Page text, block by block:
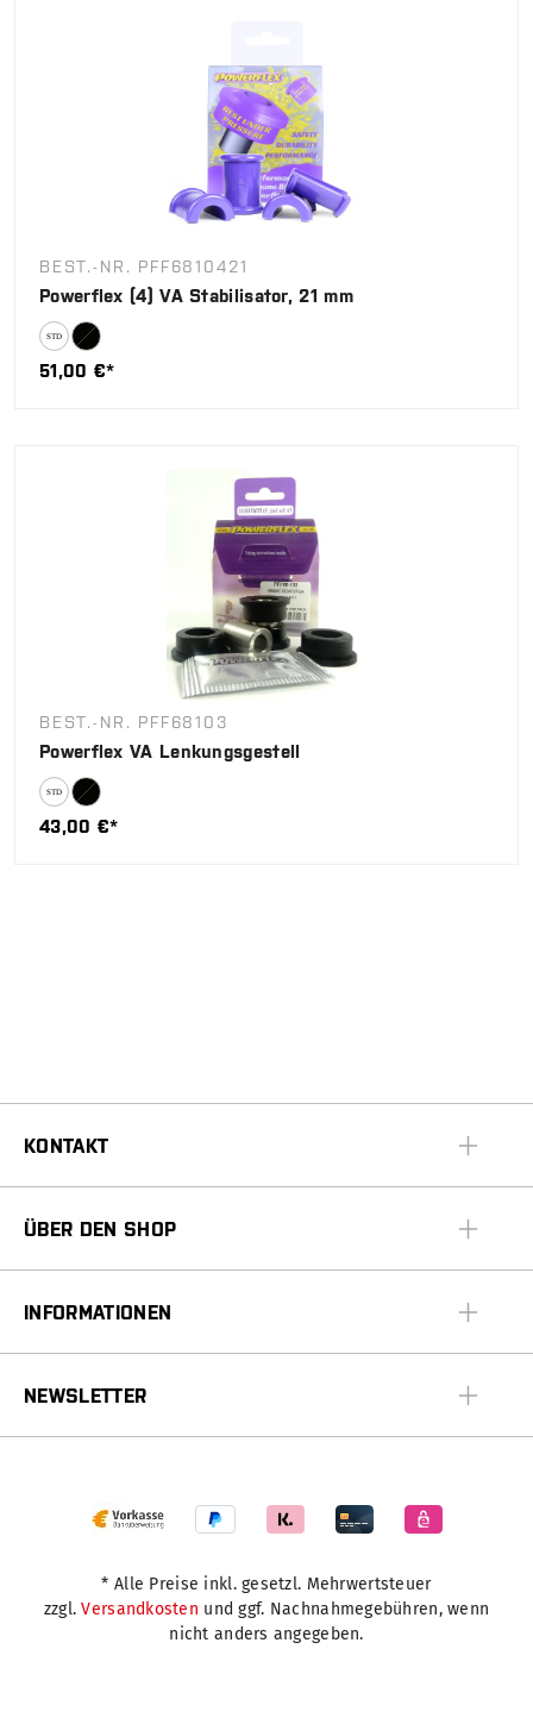
BEST.-NR. PFF6810421
Powerflex (4) VA Stabilisator, 21 mm
51,00 €*
BEST.-NR. PFF68103
Powerflex VA Lenkungsgestell
43,00 €*
KONTAKT
ÜBER DEN SHOP
INFORMATIONEN
NEWSLETTER
* Alle Preise inkl. gesetzl. Mehrwertsteuer
zzgl.Versandkosten und ggf. Nachnahmegebühren, wenn
nicht anders angegeben.